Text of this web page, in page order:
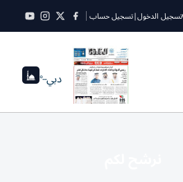
تسجيل الدخول|تسجيل حساب
دبي--°